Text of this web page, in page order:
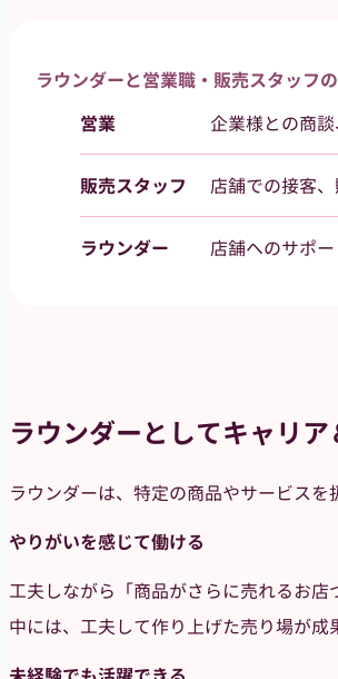
ラウンダーと営業職・販売スタッフ
営業
企業様との商
販売スタッフ 店舗での接客
ラウンダー 店舗へのサポ
ラウンダーとしてキャリ
ラウンダーは、特定の商品やサービス
やりがいを感じて働ける
工夫しながら「商品がさらに売れるお
中には、工夫して作り上げた売り場が